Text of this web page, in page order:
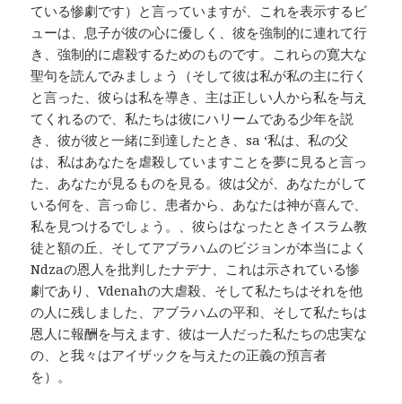
ている惨劇です）と言っていますが、これを表示するビ
ューは、息子が彼の心に優しく、彼を強制的に連れて行
き、強制的に虐殺するためのものです。これらの寛大な
聖句を読んでみましょう（そして彼は私が私の主に行く
と言った、彼らは私を導き、主は正しい人から私を与え
てくれるので、私たちは彼にハリームである少年を説
き、彼が彼と一緒に到達したとき、sa ‘私は、私の父
は、私はあなたを虐殺していますことを夢に見ると言っ
た、あなたが見るものを見る。彼は父が、あなたがして
いる何を、言っ命じ、患者から、あなたは神が喜んで、
私を見つけるでしょう。、彼らはなったときイスラム教
徒と額の丘、そしてアブラハムのビジョンが本当によく
Ndzaの恩人を批判したナデナ、これは示されている惨
劇であり、Vdenahの大虐殺、そして私たちはそれを他
の人に残しました、アブラハムの平和、そして私たちは
恩人に報酬を与えます、彼は一人だった私たちの忠実な
の、と我々はアイザックを与えたの正義の預言者
を）。